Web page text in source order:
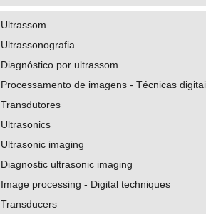
Ultrassom
Ultrassonografia
Diagnóstico por ultrassom
Processamento de imagens - Técnicas
Transdutores
Ultrasonics
Ultrasonic imaging
Diagnostic ultrasonic imaging
Image processing - Digital techniques
Transducers